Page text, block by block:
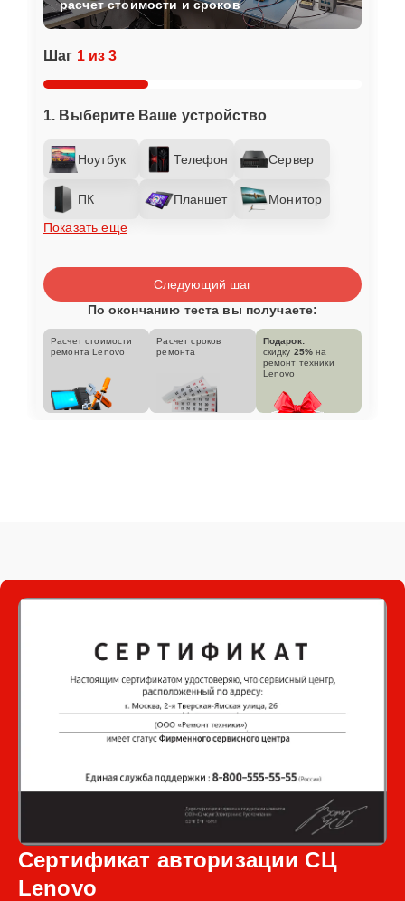
Шаг 1 из 3
1. Выберите Ваше устройство
Ноутбук Телефон Сервер
ПК Планшет
Монитор
Показать еще
расчет стоимости и сроков
Следующий шаг
По окончанию теста вы получаете:
Расчет стоимости
ремонта Lenovo
Расчет сроков
ремонта
Подарок:
скидку 25% на
ремонт техники
Lenovo
Сертификат авторизации СЦ
Lenovo